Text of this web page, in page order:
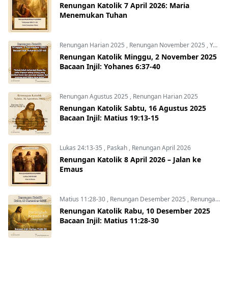
Renungan Katolik 7 April 2026: Maria
Menemukan Tuhan
Renungan Harian 2025 , Renungan November 2025 ,Yohanes 6:37-40
Renungan Katolik Minggu, 2 November 2025
Bacaan Injil: Yohanes 6:37-40
Renungan Agustus 2025 , Renungan Harian 2025
Renungan Katolik Sabtu, 16 Agustus 2025
Bacaan Injil: Matius 19:13-15
Lukas 24:13-35 , Paskah , Renungan April 2026
Renungan Katolik 8 April 2026 – Jalan ke
Emaus
Matius 11:28-30 , Renungan Desember 2025 , Renungan Harian 2025
Renungan Katolik Rabu, 10 Desember 2025
Bacaan Injil: Matius 11:28-30